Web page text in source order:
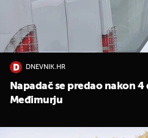
DNEVNIK.HR
Napadač se predao nakon
Međimurju